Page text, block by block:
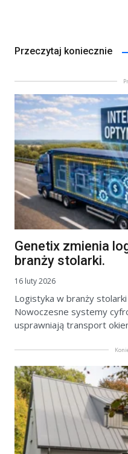
Przeczytaj koniecznie
Genetix zmienia
branży stolarki.
16 luty 2026
Logistyka w branży
Nowoczesne systemy
usprawniają transport